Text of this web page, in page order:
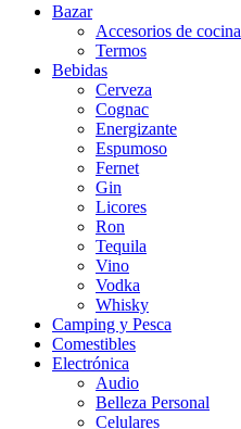
Bazar
Accesorios de cocina
Termos
Bebidas
Cerveza
Cognac
Energizante
Espumoso
Fernet
Gin
Licores
Ron
Tequila
Vino
Vodka
Whisky
Camping y Pesca
Comestibles
Electrónica
Audio
Belleza Personal
Celulares